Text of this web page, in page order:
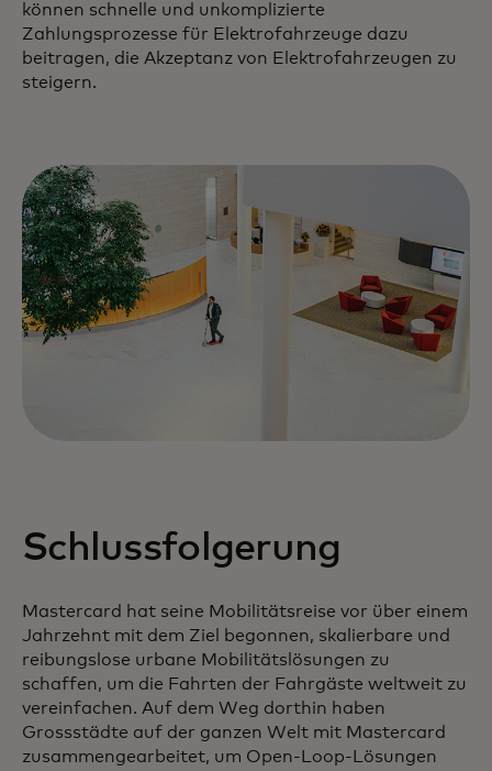
können schnelle und unkomplizierte
Zahlungsprozesse für Elektrofahrzeuge dazu
beitragen, die Akzeptanz von Elektrofahrzeugen zu
steigern.
Schlussfolgerung
Mastercard hat seine Mobilitätsreise vor über einem
Jahrzehnt mit dem Ziel begonnen, skalierbare und
reibungslose urbane Mobilitätslösungen zu
schaffen, um die Fahrten der Fahrgäste weltweit zu
vereinfachen. Auf dem Weg dorthin haben
Grossstädte auf der ganzen Welt mit Mastercard
zusammengearbeitet, um Open-Loop-Lösungen